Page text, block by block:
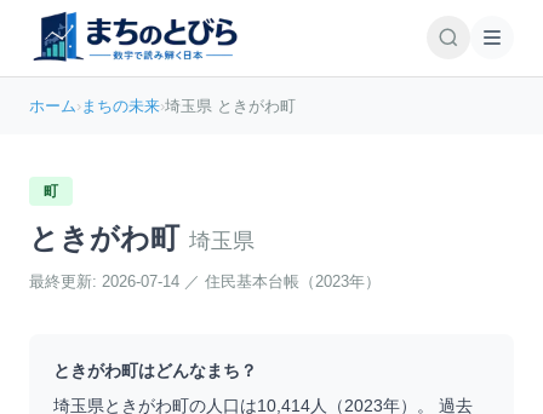
ホーム›まちの未来›埼玉県 ときがわ町
町
ときがわ町 埼玉県
最終更新: 2026-07-14 ／ 住民基本台帳（2023年）
ときがわ町はどんなまち？
埼玉県ときがわ町の人口は10,414人（2023年）。 過去